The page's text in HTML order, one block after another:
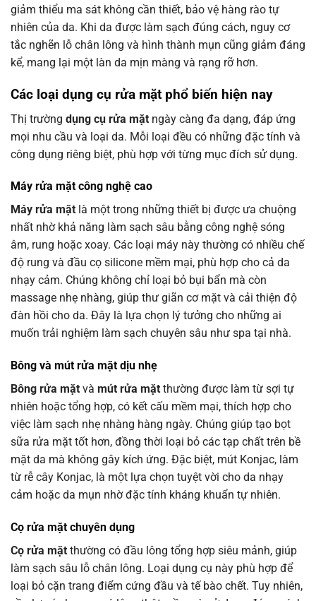
giảm thiểu ma sát không cần thiết, bảo vệ hàng rào tự
nhiên của da. Khi da được làm sạch đúng cách, nguy cơ
tắc nghẽn lỗ chân lông và hình thành mụn cũng giảm đáng
kể, mang lại một làn da mịn màng và rạng rỡ hơn.
Các loại dụng cụ rửa mặt phổ biến hiện nay
Thị trường dụng cụ rửa mặt ngày càng đa dạng, đáp ứng
mọi nhu cầu và loại da. Mỗi loại đều có những đặc tính và
công dụng riêng biệt, phù hợp với từng mục đích sử dụng.
Máy rửa mặt công nghệ cao
Máy rửa mặt là một trong những thiết bị được ưa chuộng
nhất nhờ khả năng làm sạch sâu bằng công nghệ sóng
âm, rung hoặc xoay. Các loại máy này thường có nhiều chế
độ rung và đầu cọ silicone mềm mại, phù hợp cho cả da
nhạy cảm. Chúng không chỉ loại bỏ bụi bẩn mà còn
massage nhẹ nhàng, giúp thư giãn cơ mặt và cải thiện độ
đàn hồi cho da. Đây là lựa chọn lý tưởng cho những ai
muốn trải nghiệm làm sạch chuyên sâu như spa tại nhà.
Bông và mút rửa mặt dịu nhẹ
Bông rửa mặt và mút rửa mặt thường được làm từ sợi tự
nhiên hoặc tổng hợp, có kết cấu mềm mại, thích hợp cho
việc làm sạch nhẹ nhàng hàng ngày. Chúng giúp tạo bọt
sữa rửa mặt tốt hơn, đồng thời loại bỏ các tạp chất trên bề
mặt da mà không gây kích ứng. Đặc biệt, mút Konjac, làm
từ rễ cây Konjac, là một lựa chọn tuyệt vời cho da nhạy
cảm hoặc da mụn nhờ đặc tính kháng khuẩn tự nhiên.
Cọ rửa mặt chuyên dụng
Cọ rửa mặt thường có đầu lông tổng hợp siêu mảnh, giúp
làm sạch sâu lỗ chân lông. Loại dụng cụ này phù hợp để
loại bỏ cặn trang điểm cứng đầu và tế bào chết. Tuy nhiên,